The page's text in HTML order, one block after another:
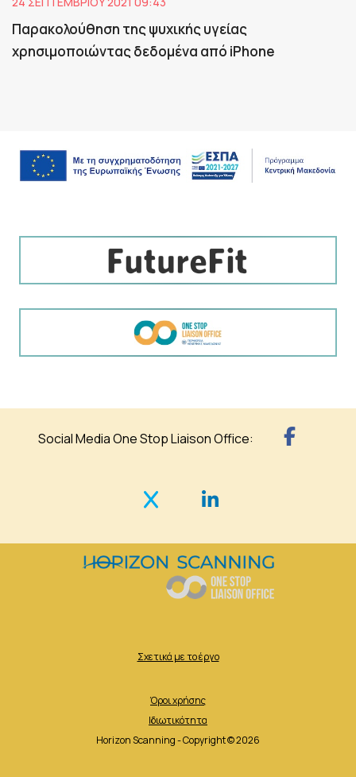
Παρακολούθηση της ψυχικής υγείας
χρησιμοποιώντας δεδομένα από iPhone
Social Media One Stop Liaison Office:
Σχετικά με το έργο
Όροι χρήσης
Ιδιωτικότητα
Horizon Scanning - Copyright © 2026